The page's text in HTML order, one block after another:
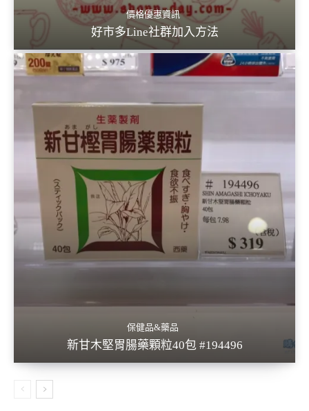
價格優惠資訊
好市多Line社群加入方法
保健品&藥品
新甘木堅胃腸藥顆粒40包 #194496